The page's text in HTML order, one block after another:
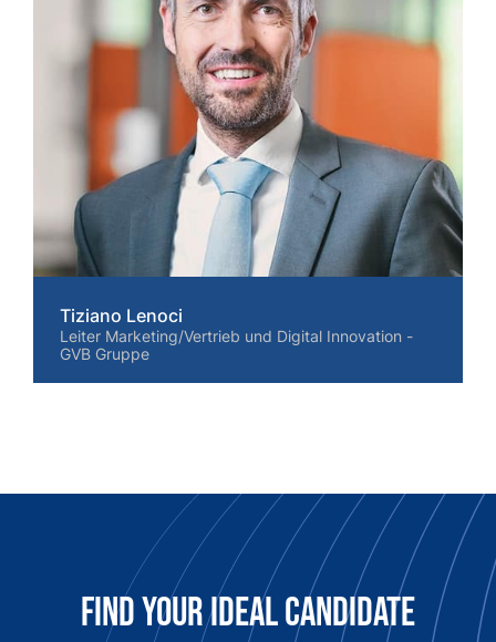
Tiziano Lenoci
Leiter Marketing/Vertrieb und Digital Innovation -
GVB Gruppe
Find Your Ideal candidate